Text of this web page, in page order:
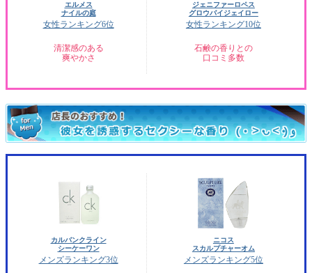
エルメス
ナイルの庭
女性ランキング6位
清潔感のある
爽やかさ
ジェニファーロペス
グロウバイジェイロー
女性ランキング10位
石鹸の香りとの
口コミ多数
カルバンクライン
シーケーワン
メンズランキング3位
ニコス
スカルプチャーオム
メンズランキング5位